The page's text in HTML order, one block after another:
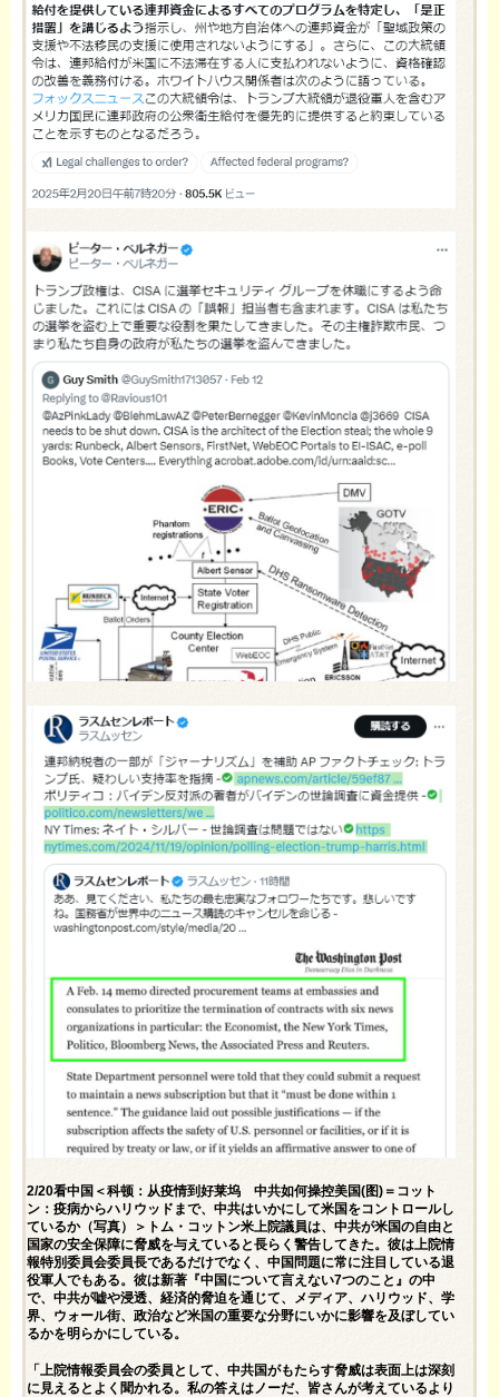
2/20看中国＜科顿：从疫情到好莱坞 中共如何操控美国(图)＝コット
ン：疫病からハリウッドまで、中共はいかにして米国をコントロールし
ているか（写真）＞トム・コットン米上院議員は、中共が米国の自由と
国家の安全保障に脅威を与えていると長らく警告してきた。彼は上院情
報特別委員会委員長であるだけでなく、中国問題に常に注目している退
役軍人でもある。彼は新著『中国について言えない7つのこと』の中
で、中共が嘘や浸透、経済的脅迫を通じて、メディア、ハリウッド、学
界、ウォール街、政治など米国の重要な分野にいかに影響を及ぼしてい
るかを明らかにしている。
「上院情報委員会の委員として、中共国がもたらす脅威は表面上は深刻
に見えるとよく聞かれる。私の答えはノーだ、皆さんが考えているより